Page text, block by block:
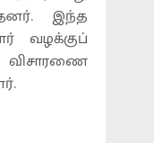
இந்த
வழக்குப்